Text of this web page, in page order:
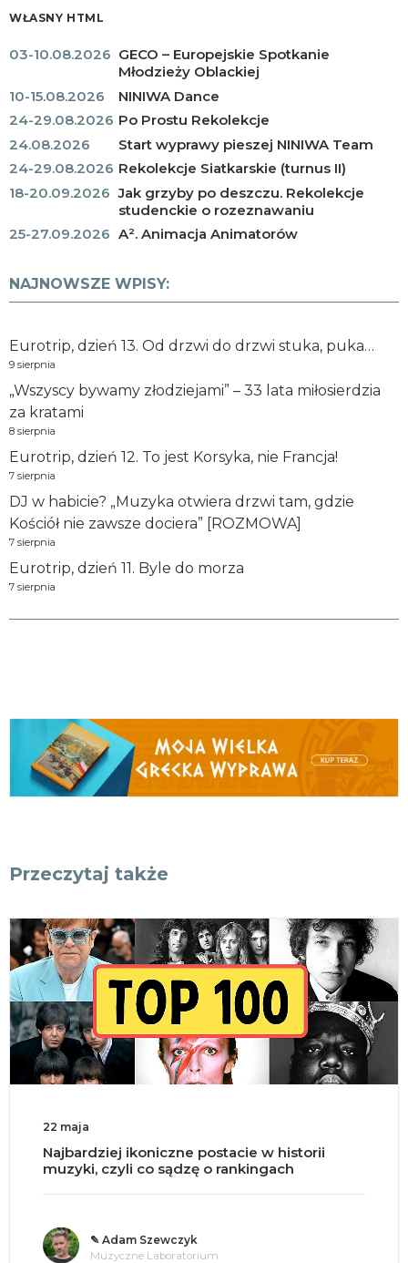
WŁASNY HTML
03-10.08.2026 GECO – Europejskie Spotkanie
Młodzieży Oblackiej
10-15.08.2026
NINIWA Dance
24-29.08.2026 Po Prostu Rekolekcje
24.08.2026
Start wyprawy pieszej NINIWA Team
24-29.08.2026 Rekolekcje Siatkarskie (turnus II)
18-20.09.2026 Jak grzyby po deszczu. Rekolekcje
studenckie o rozeznawaniu
25-27.09.2026 A². Animacja Animatorów
NAJNOWSZE WPISY:
Eurotrip, dzień 13. Od drzwi do drzwi stuka, puka…
9 sierpnia
„Wszyscy bywamy złodziejami” – 33 lata miłosierdzia
za kratami
8 sierpnia
Eurotrip, dzień 12. To jest Korsyka, nie Francja!
7 sierpnia
DJ w habicie? „Muzyka otwiera drzwi tam, gdzie
Kościół nie zawsze dociera” [ROZMOWA]
7 sierpnia
Eurotrip, dzień 11. Byle do morza
7 sierpnia
Przeczytaj także
18 maja
Split brain, czyli co się dzieje po przecięciu
mózgu na pół?
✎ o. Andrzej Jastrzębski OMI
Tajemnice umysłu